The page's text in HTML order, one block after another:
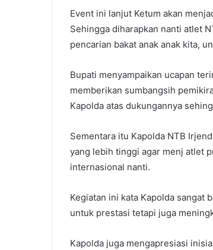
Event ini lanjut Ketum akan
Sehingga diharapkan nanti atlet
pencarian bakat anak anak kita,
Bupati menyampaikan ucapan
memberikan sumbangsih
Kapolda atas dukungannya
Sementara itu Kapolda NTB
yang lebih tinggi agar menj atlet
internasional nanti.
Kegiatan ini kata Kapolda sangat
untuk prestasi tetapi juga
Kapolda juga mengapresiasi